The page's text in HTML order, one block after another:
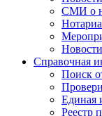
СМИ о
Справочная
Поиск
Единая
Реестр